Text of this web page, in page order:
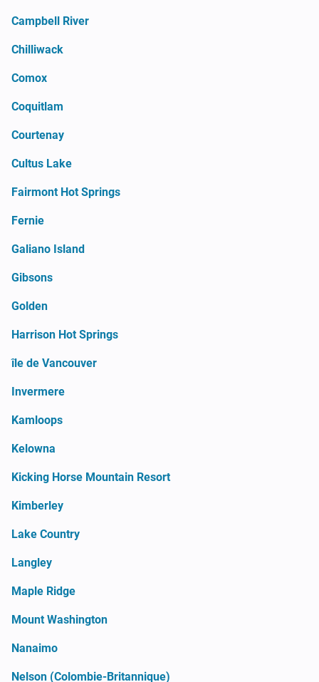
Campbell River
Chilliwack
Comox
Coquitlam
Courtenay
Cultus Lake
Fairmont Hot Springs
Fernie
Galiano Island
Gibsons
Golden
Harrison Hot Springs
île de Vancouver
Invermere
Kamloops
Kelowna
Kicking Horse Mountain Resort
Kimberley
Lake Country
Langley
Maple Ridge
Mount Washington
Nanaimo
Nelson (Colombie-Britannique)